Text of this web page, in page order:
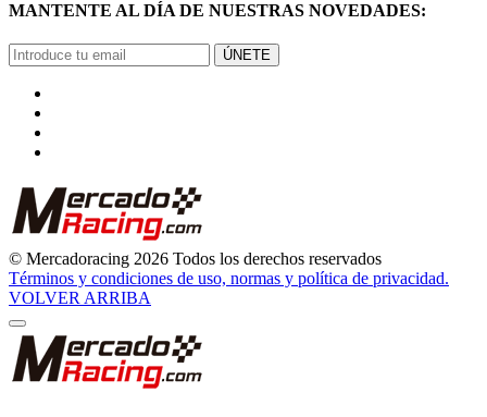
MANTENTE AL DÍA DE NUESTRAS NOVEDADES:
ÚNETE
© Mercadoracing 2026 Todos los derechos reservados
Términos y condiciones de uso, normas y política de privacidad.
VOLVER ARRIBA